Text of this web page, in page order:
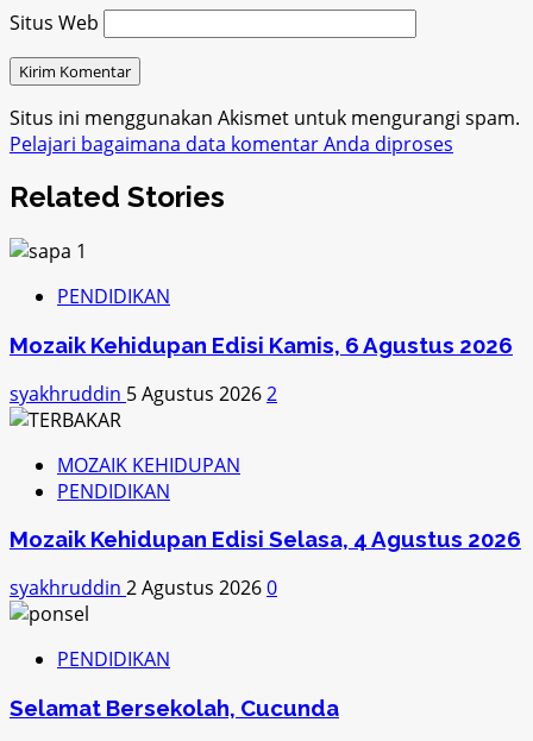
Situs Web
Situs ini menggunakan Akismet untuk mengurangi spam.
Pelajari bagaimana data komentar Anda diproses
Related Stories
PENDIDIKAN
Mozaik Kehidupan Edisi Kamis, 6 Agustus 2026
syakhruddin 5 Agustus 20262
MOZAIK KEHIDUPAN
PENDIDIKAN
Mozaik Kehidupan Edisi Selasa, 4 Agustus 2026
syakhruddin 2 Agustus 20260
PENDIDIKAN
Selamat Bersekolah, Cucunda